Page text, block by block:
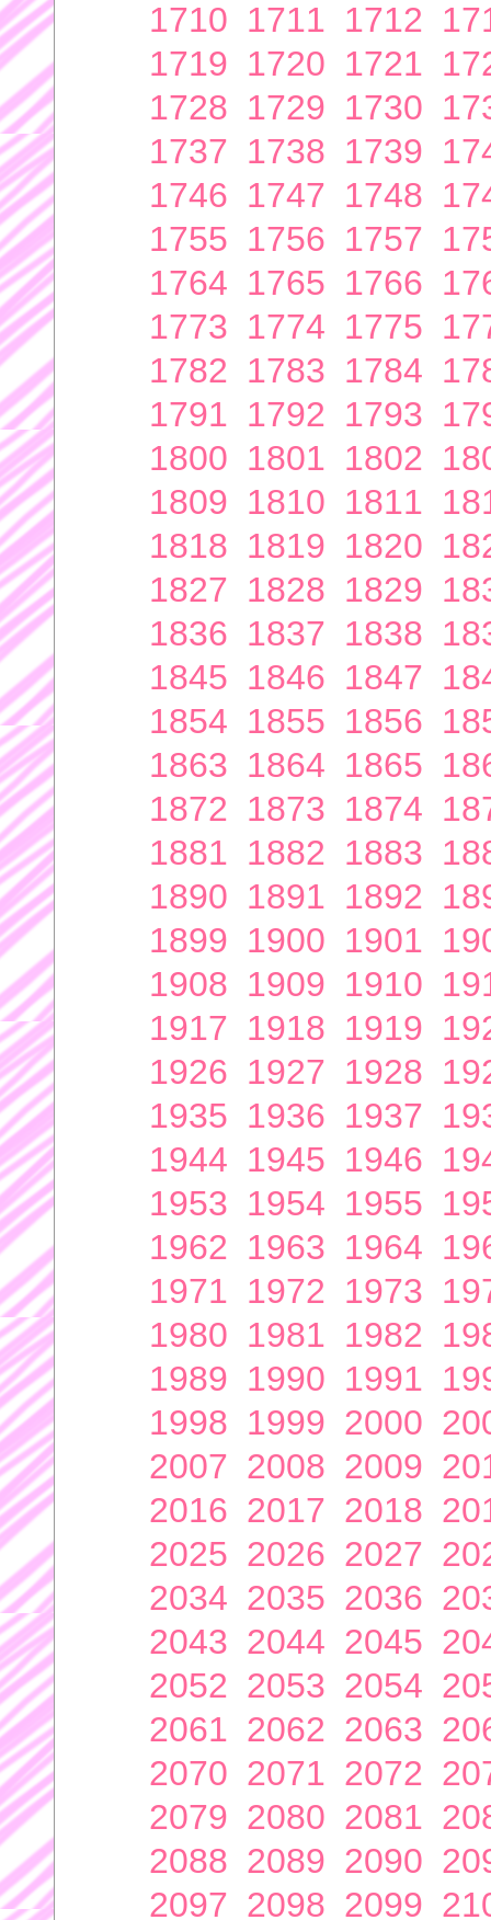
1710 1711 1712
1719 1720 1721
1728 1729 1730
1737 1738 1739
1746 1747 1748
1755 1756 1757
1764 1765 1766
1773 1774 1775
1782 1783 1784
1791 1792 1793
1800 1801 1802
1809 1810 1811
1818 1819 1820
1827 1828 1829
1836 1837 1838
1845 1846 1847
1854 1855 1856
1863 1864 1865
1872 1873 1874
1881 1882 1883
1890 1891 1892
1899 1900 1901
1908 1909 1910
1917 1918 1919
1926 1927 1928
1935 1936 1937
1944 1945 1946
1953 1954 1955
1962 1963 1964
1971 1972 1973
1980 1981 1982
1989 1990 1991
1998 1999 2000
2007 2008 2009
2016 2017 2018
2025 2026 2027
2034 2035 2036
2043 2044 2045
2052 2053 2054
2061 2062 2063
2070 2071 2072
2079 2080 2081
2088 2089 2090
2097 2098 2099